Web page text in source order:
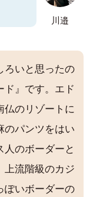
川邉
ろいと思ったの
ド』です。エド
仏のリゾートに
のパンツをはい
人のボーダーと
上流階級のカジ
ぽいボーダーの